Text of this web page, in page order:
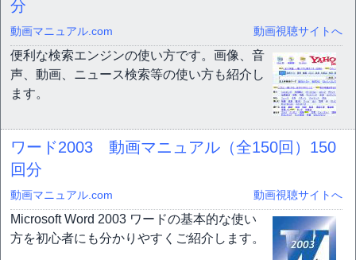
分
動画マニュアル.com 動画視聴サイトへ
便利な検索エンジンの使い方です。画像、音
声、動画、ニュース検索等の使い方も紹介し
ます。
ワード2003 動画マニュアル（全150回） 150
回分
動画マニュアル.com 動画視聴サイトへ
Microsoft Word 2003 ワードの基本的な使い
方を初心者にも分かりやすくご紹介します。